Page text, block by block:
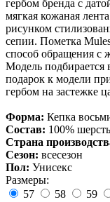
гербом бренда с
мягкая кожаная
рисунком
сепии. Пометка
способ обращения с
Модель подбирается
подарок к модели
гербом на застежке
Форма: Кепка
Состав: 100%
Страна
Сезон: всесезон
Пол: Унисекс
Размеры:
57
58 59